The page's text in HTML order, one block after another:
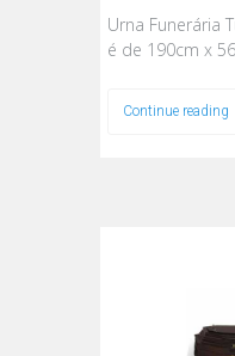
Urna Funerária
é de 190cm x
Continue reading